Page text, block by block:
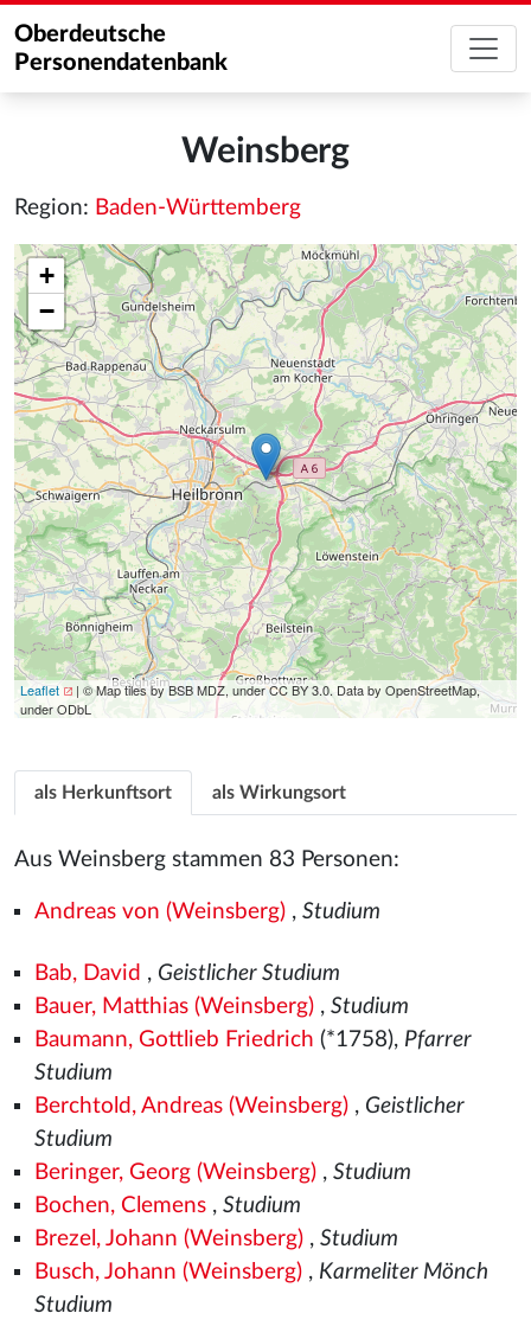
Oberdeutsche
Personendatenbank
Weinsberg
Region: Baden-Württemberg
+
−
Leaflet
| © Map tiles by BSB MDZ, under CC BY 3.0. Data by OpenStreetMap,
under ODbL
als Herkunftsort als Wirkungsort
Aus Weinsberg stammen 83 Personen:
Andreas von (Weinsberg), Studium
Bab, David , Geistlicher Studium
Bauer, Matthias (Weinsberg), Studium
Baumann, Gottlieb Friedrich (*1758), Pfarrer
Studium
Berchtold, Andreas (Weinsberg), Geistlicher
Studium
Beringer, Georg (Weinsberg), Studium
Bochen, Clemens, Studium
Brezel, Johann (Weinsberg), Studium
Busch, Johann (Weinsberg), Karmeliter Mönch
Studium